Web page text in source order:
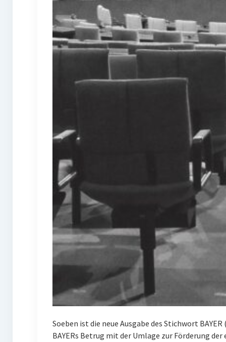
Soeben ist die neue Ausgabe des Stichwort
BAYERs Betrug mit der Umlage zur Förderung